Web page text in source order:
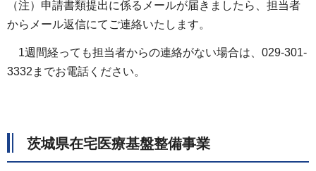
（注）申請書類提出に係るメールが届きましたら、担当者
からメール返信にてご連絡いたします。
1週間経っても担当者からの連絡がない場合は、029-301-
3332までお電話ください。
茨城県在宅医療基盤整備事業